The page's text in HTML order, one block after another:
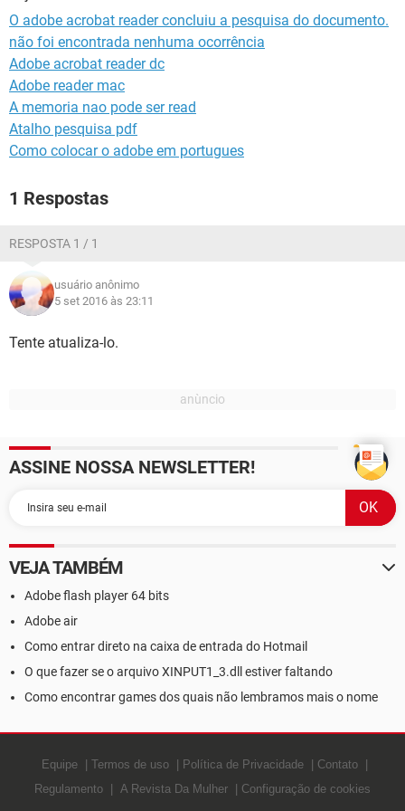
GUIA DE COMPRAS
O adobe acrobat reader concluiu a pesquisa do documento.
não foi encontrada nenhuma ocorrência
Adobe acrobat reader dc
Adobe reader mac
A memoria nao pode ser read
Atalho pesquisa pdf
Como colocar o adobe em portugues
1 Respostas
RESPOSTA 1 / 1
usuário anônimo
5 set 2016 às 23:11
Tente atualiza-lo.
ASSINE NOSSA NEWSLETTER!
VEJA TAMBÉM
Adobe flash player 64 bits
Adobe air
Como entrar direto na caixa de entrada do Hotmail
O que fazer se o arquivo XINPUT1_3.dll estiver faltando
Como encontrar games dos quais não lembramos mais o nome
Equipe Termos de uso Política de Privacidade
Contato
Regulamento
A Revista Da Mulher Configuração de cookies